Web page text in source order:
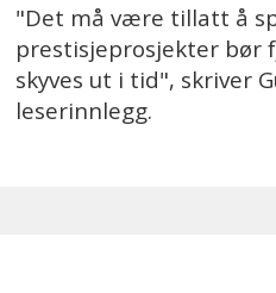
"Det må være tillatt å
prestisjeprosjekter bør
skyves ut i tid", skriver
leserinnlegg.